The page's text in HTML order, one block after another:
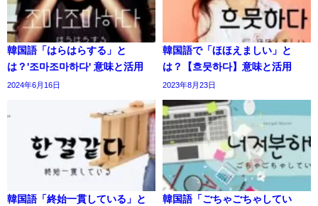
韓国語「はらはらする」と
は？'조마조마하다' 意味と活用
2024年6月16日
韓国語で「ほほえましい」と
は？【흐뭇하다】意味と活用
2023年8月23日
韓国語「終始一貫している」と
韓国語「ごちゃごちゃしてい